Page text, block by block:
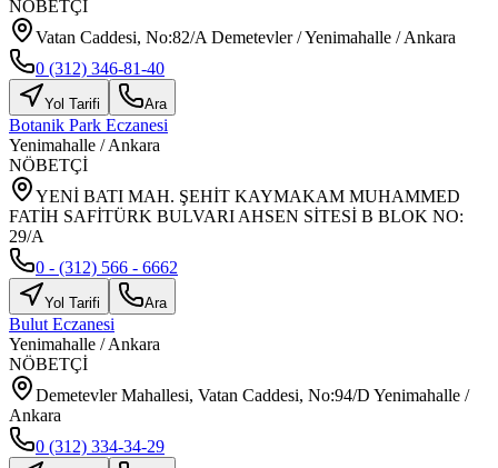
NÖBETÇİ
Vatan Caddesi, No:82/A Demetevler / Yenimahalle / Ankara
0 (312) 346-81-40
Yol Tarifi Ara
Botanik Park Eczanesi
Yenimahalle /Ankara
NÖBETÇİ
YENİ BATI MAH. ŞEHİT KAYMAKAM MUHAMMED
FATİH SAFİTÜRK BULVARI AHSEN SİTESİ B BLOK NO:
29/A
0 - (312) 566 - 6662
Yol Tarifi Ara
Bulut Eczanesi
Yenimahalle /Ankara
NÖBETÇİ
Demetevler Mahallesi, Vatan Caddesi, No:94/D Yenimahalle /
Ankara
0 (312) 334-34-29